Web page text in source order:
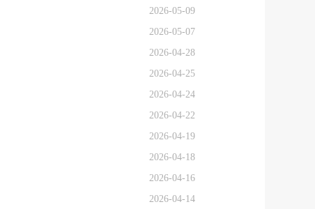
2026-05-09
2026-05-07
2026-04-28
2026-04-25
2026-04-24
2026-04-22
2026-04-19
2026-04-18
2026-04-16
2026-04-14